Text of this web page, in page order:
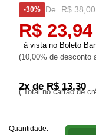
De R$ 38,00
30%
2x de R$ 13,30
R$ 23,94
10,00% de desconto
Boleto
Quantidade: